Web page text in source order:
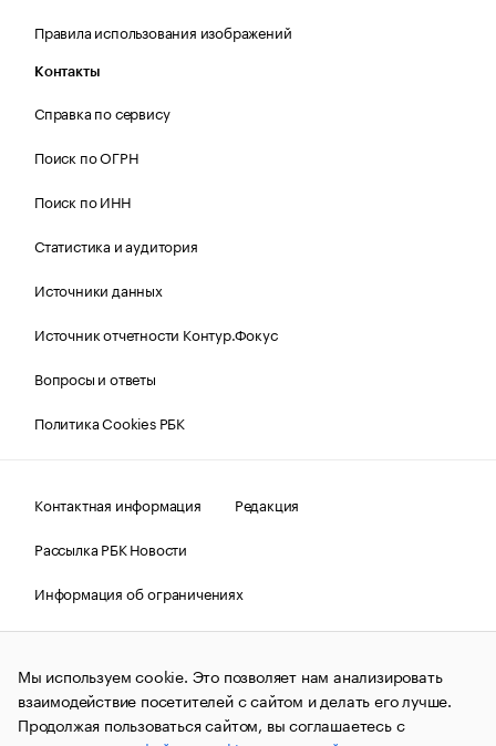
Правила использования изображений
Контакты
Справка по сервису
Поиск по ОГРН
Поиск по ИНН
Статистика и аудитория
Источники данных
Источник отчетности Контур.Фокус
Вопросы и ответы
Политика Cookies РБК
Контактная информация
Редакция
Рассылка РБК Новости
Информация об ограничениях
Правовая информация
О соблюдении авторских прав
© АО «РОСБИЗНЕСКОНСАЛТИНГ»,1995–2026.Сообщения
и материалы информационного агентства «РБК»
(зарегистрировано Федеральной службой по надзору в сфере
связи, информационных технологий и массовых
Мы используем cookie. Это позволяет нам анализировать
взаимодействие посетителей с сайтом и делать его лучше.
Продолжая пользоваться сайтом, вы соглашаетесь с